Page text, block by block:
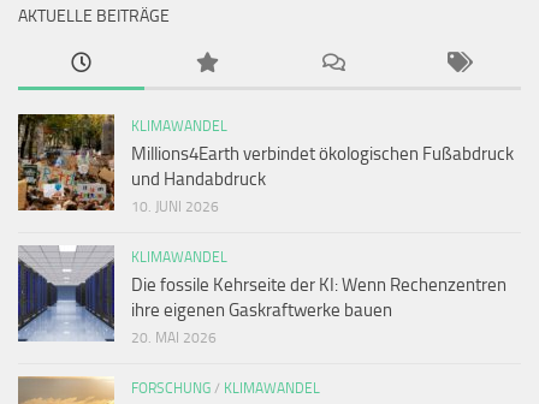
AKTUELLE BEITRÄGE
KLIMAWANDEL
Millions4Earth verbindet ökologischen Fußabdruck
und Handabdruck
10. JUNI 2026
KLIMAWANDEL
Die fossile Kehrseite der KI: Wenn Rechenzentren
ihre eigenen Gaskraftwerke bauen
20. MAI 2026
FORSCHUNG / KLIMAWANDEL